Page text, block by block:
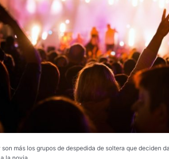
más los grupos de despedida de soltera que